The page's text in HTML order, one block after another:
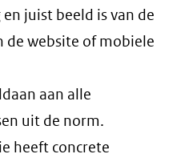
juist beeld is van de
website of mobiele
aan alle
uit de norm.
heeft concrete